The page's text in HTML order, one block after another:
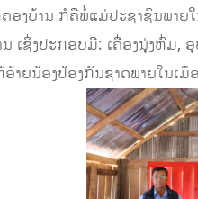
ງບ້ານ ກໍຄືພໍ່ແມ່ປະຊາຊົນພາຍ
ເຊິ່ງປະກອບມີ: ເຄື່ອງນຸ່ງຫົ່ມ,
າຍນ້ອງປ້ອງກັນຊາດພາຍໃນເ